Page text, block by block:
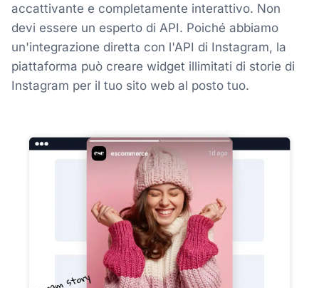
accattivante e completamente interattivo. Non
devi essere un esperto di API. Poiché abbiamo
un'integrazione diretta con l'API di Instagram, la
piattaforma può creare widget illimitati di storie di
Instagram per il tuo sito web al posto tuo.